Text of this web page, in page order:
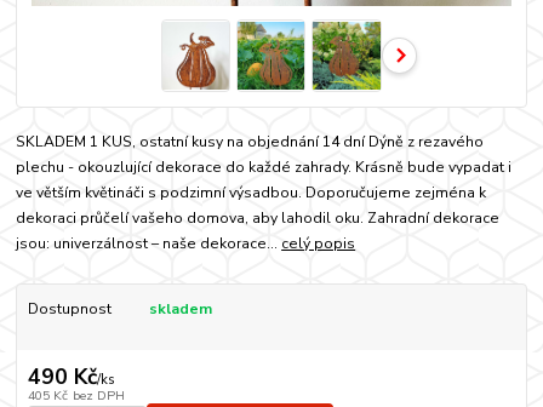
SKLADEM 1 KUS, ostatní kusy na objednání 14 dní Dýně z rezavého
plechu - okouzlující dekorace do každé zahrady. Krásně bude vypadat i
ve větším květináči s podzimní výsadbou. Doporučujeme zejména k
dekoraci průčelí vašeho domova, aby lahodil oku. Zahradní dekorace
jsou: univerzálnost – naše dekorace... celý popis
Dostupnost skladem
490 Kč/ks
405 Kč bez DPH